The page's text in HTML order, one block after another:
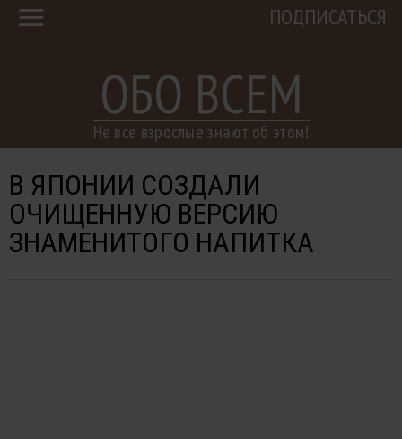
ОБО ВСЕМ
Не все взрослые знают об этом!
ПОДПИСАТЬСЯ
В ЯПОНИИ СОЗДАЛИ
ОЧИЩЕННУЮ ВЕРСИЮ
ЗНАМЕНИТОГО НАПИТКА